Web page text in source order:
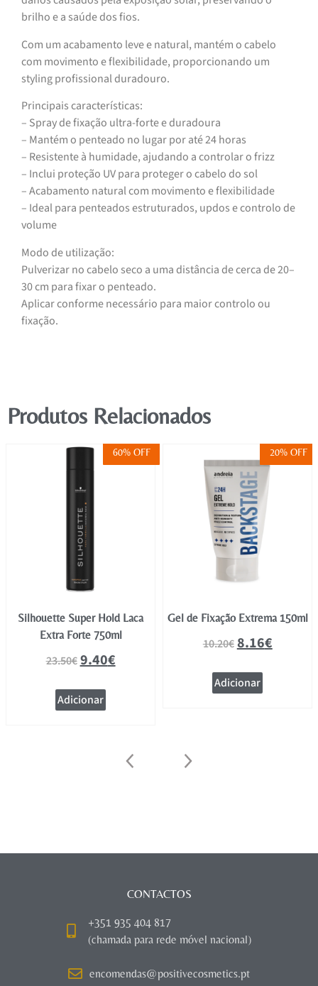
brilho e a saúde dos fios.
Com um acabamento leve e natural, mantém o cabelo
com movimento e flexibilidade, proporcionando um
styling profissional duradouro.
Principais características:
– Spray de fixação ultra-forte e duradoura
– Mantém o penteado no lugar por até 24 horas
– Resistente à humidade, ajudando a controlar o frizz
– Inclui proteção UV para proteger o cabelo do sol
– Acabamento natural com movimento e flexibilidade
– Ideal para penteados estruturados, updos e controlo de
volume
Modo de utilização:
Pulverizar no cabelo seco a uma distância de cerca de 20–
30 cm para fixar o penteado.
Aplicar conforme necessário para maior controlo ou
fixação.
Produtos Relacionados
60% OFF
Silhouette Super Hold Laca
Extra Forte 750ml
23.50€9.40€
Adicionar
20% OFF
Gel de Fixação Extrema 150ml
10.20€8.16€
Adicionar
CONTACTOS
+351 935 404 817
(chamada para rede móvel nacional)
encomendas@positivecosmetics.pt